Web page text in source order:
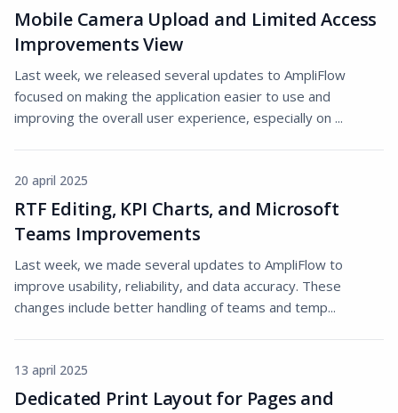
Mobile Camera Upload and Limited Access
Improvements View
Last week, we released several updates to AmpliFlow
focused on making the application easier to use and
improving the overall user experience, especially on ...
20 april 2025
RTF Editing, KPI Charts, and Microsoft
Teams Improvements
Last week, we made several updates to AmpliFlow to
improve usability, reliability, and data accuracy. These
changes include better handling of teams and temp...
13 april 2025
Dedicated Print Layout for Pages and